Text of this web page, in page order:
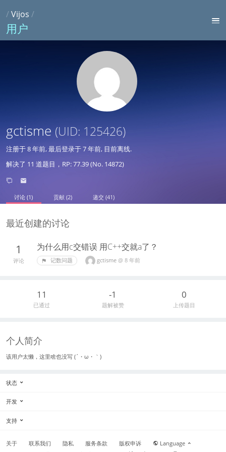
/Vijos /
用户
gctisme (UID: 125426)
注册于8 年前, 最后登录于7 年前, 目前离线.
解决了 11 道题目，RP: 77.39 (No. 14872)
讨论 (1) 贡献 (2) 递交 (41)
最近创建的讨论
1
评论
为什么用c交错误 用C++交就a了？
记数问题 gctisme @ 8 年前
11
已通过
-1
题解被赞
0
上传题目
个人简介
该用户太懒，这里啥也没写 (´・ω・｀)
状态
开发
支持
关于 联系我们 隐私 服务条款 版权申诉
Language